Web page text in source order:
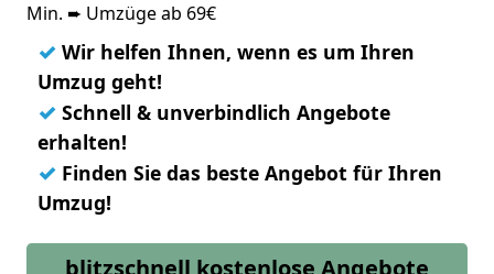
Min. ➨ Umzüge ab 69€
✓ Wir helfen Ihnen, wenn es um Ihren
Umzug geht!
✓ Schnell & unverbindlich Angebote
erhalten!
✓ Finden Sie das beste Angebot für Ihren
Umzug!
blitzschnell kostenlose Angebote